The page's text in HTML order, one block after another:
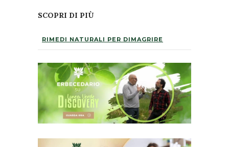
SCOPRI DI PIÙ
RIMEDI NATURALI PER DIMAGRIRE